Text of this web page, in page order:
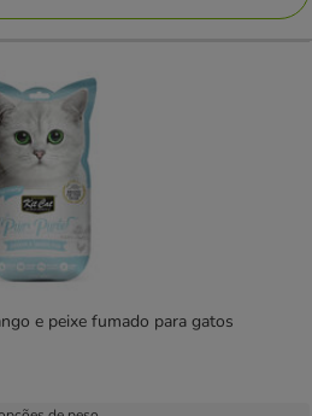
e peixe fumado para gatos